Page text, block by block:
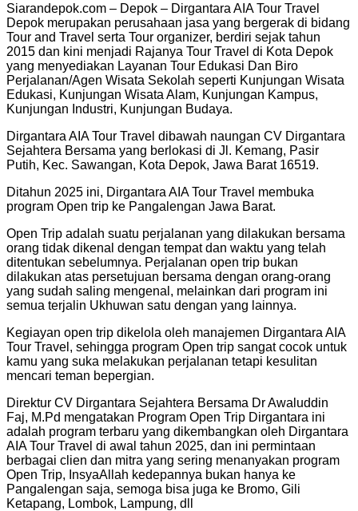
Siarandepok.com – Depok – Dirgantara AIA Tour Travel
Depok merupakan perusahaan jasa yang bergerak di bidang
Tour and Travel serta Tour organizer, berdiri sejak tahun
2015 dan kini menjadi Rajanya Tour Travel di Kota Depok
yang menyediakan Layanan Tour Edukasi Dan Biro
Perjalanan/Agen Wisata Sekolah seperti Kunjungan Wisata
Edukasi, Kunjungan Wisata Alam, Kunjungan Kampus,
Kunjungan Industri, Kunjungan Budaya.
Dirgantara AIA Tour Travel dibawah naungan CV Dirgantara
Sejahtera Bersama yang berlokasi di Jl. Kemang, Pasir
Putih, Kec. Sawangan, Kota Depok, Jawa Barat 16519.
Ditahun 2025 ini, Dirgantara AIA Tour Travel membuka
program Open trip ke Pangalengan Jawa Barat.
Open Trip adalah suatu perjalanan yang dilakukan bersama
orang tidak dikenal dengan tempat dan waktu yang telah
ditentukan sebelumnya. Perjalanan open trip bukan
dilakukan atas persetujuan bersama dengan orang-orang
yang sudah saling mengenal, melainkan dari program ini
semua terjalin Ukhuwan satu dengan yang lainnya.
Kegiayan open trip dikelola oleh manajemen Dirgantara AIA
Tour Travel, sehingga program Open trip sangat cocok untuk
kamu yang suka melakukan perjalanan tetapi kesulitan
mencari teman bepergian.
Direktur CV Dirgantara Sejahtera Bersama Dr Awaluddin
Faj, M.Pd mengatakan Program Open Trip Dirgantara ini
adalah program terbaru yang dikembangkan oleh Dirgantara
AIA Tour Travel di awal tahun 2025, dan ini permintaan
berbagai clien dan mitra yang sering menanyakan program
Open Trip, InsyaAllah kedepannya bukan hanya ke
Pangalengan saja, semoga bisa juga ke Bromo, Gili
Ketapang, Lombok, Lampung, dll